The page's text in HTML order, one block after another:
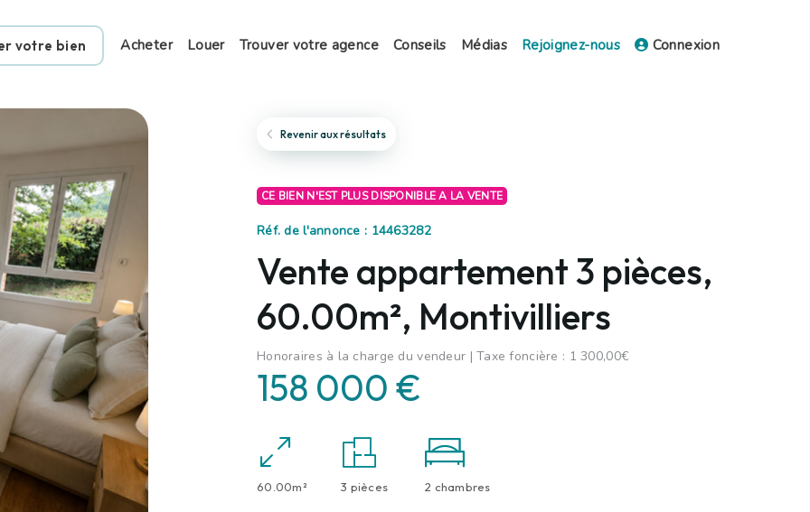
votre bien Acheter Louer Trouver votre agence Conseils Médias Rejoignez-nous Connexion
Revenir aux résultats
CE BIEN N'EST PLUS DISPONIBLE A LA VENTE
Réf. de l'annonce : 14463282
Vente appartement 3 pièces,
60.00m², Montivilliers
Honoraires à la charge du vendeur | Taxe foncière : 1 300,00€
158 000 €
60.00m² 3 pièces 2 chambres